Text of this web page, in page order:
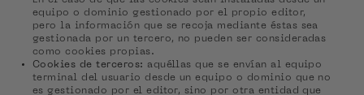
equipo o dominio gestionado por el propio editor,
pero la información que se recoja mediante éstas sea
gestionada por un tercero, no pueden ser consideradas
como cookies propias.
Cookies de terceros: aquéllas que se envían al equipo
terminal del usuario desde un equipo o dominio que no
es gestionado por el editor, sino por otra entidad que